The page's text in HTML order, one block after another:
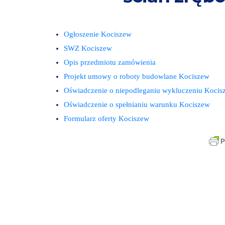
Ogłoszenie Kociszew
SWZ Kociszew
Opis przedmiotu zamówienia
Projekt umowy o roboty budowlane Kociszew
Oświadczenie o niepodleganiu wykluczeniu
Oświadczenie o spełnianiu warunku Kociszew
Formularz oferty Kociszew